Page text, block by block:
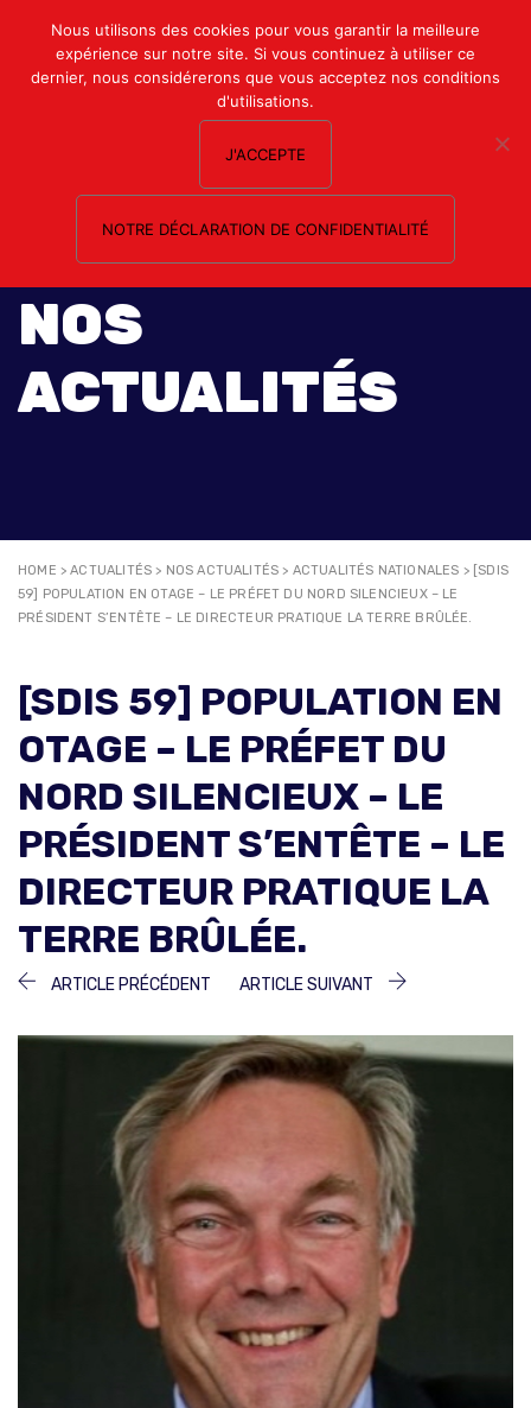
Mon compte
Nous contacter
NOS
ACTUALITÉS
HOME >ACTUALITÉS > NOS ACTUALITÉS > ACTUALITÉS NATIONALES > [SDIS
59] POPULATION EN OTAGE – LE PRÉFET DU NORD SILENCIEUX – LE
PRÉSIDENT S’ENTÊTE – LE DIRECTEUR PRATIQUE LA TERRE BRÛLÉE.
[SDIS 59] POPULATION EN
OTAGE – LE PRÉFET DU
NORD SILENCIEUX – LE
PRÉSIDENT S’ENTÊTE – LE
DIRECTEUR PRATIQUE LA
TERRE BRÛLÉE.
NAVIGATION
ARTICLE PRÉCÉDENT ARTICLE
ARTICLE SUIVANT
ARTICLE
Nous utilisons des cookies pour vous garantir la meilleure
expérience sur notre site. Si vous continuez à utiliser ce
dernier, nous considérerons que vous acceptez nos conditions
d'utilisations.
J'ACCEPTE
NOTRE DÉCLARATION DE CONFIDENTIALITÉ